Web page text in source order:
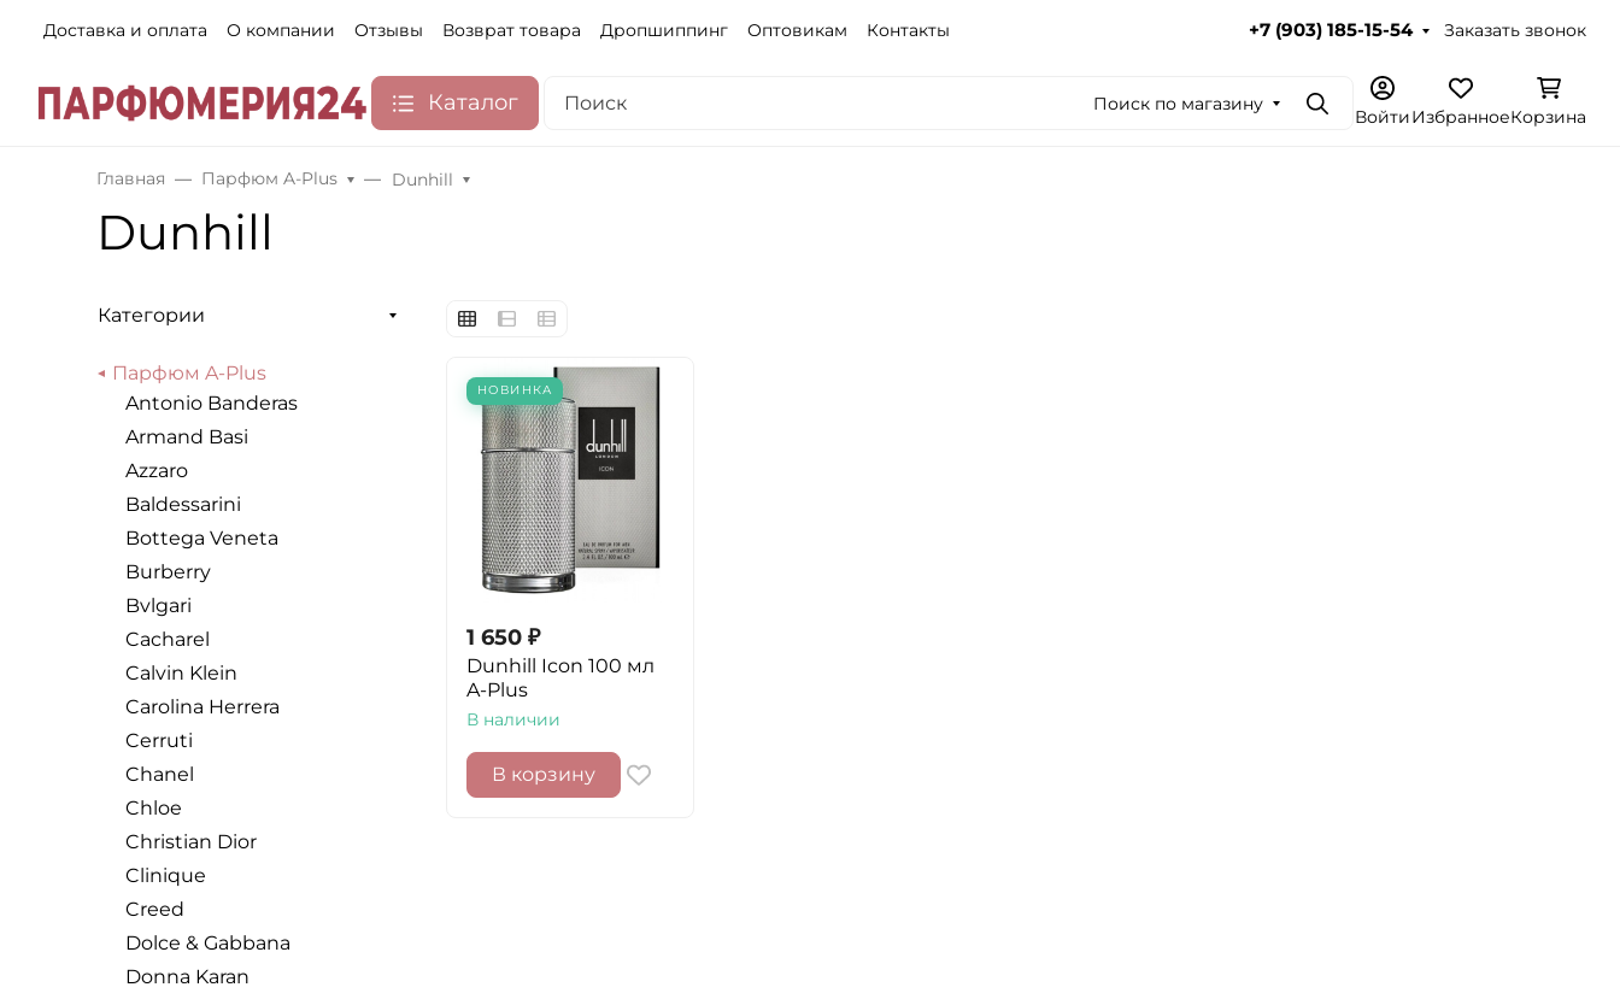
Доставка и оплата О компании Отзывы Возврат товара Дропшиппинг Оптовикам Контакты +7 (903) 185-15-54 Заказать звонок
Каталог Поиск по магазину
ПоискВойтиИзбранноеКорзина
Главная Парфюм A-Plus Dunhill
Dunhill
Категории
Парфюм A-Plus
Antonio Banderas
Armand Basi
Azzaro
Baldessarini
Bottega Veneta
Burberry
Bvlgari
Cacharel
Calvin Klein
Carolina Herrera
Cerruti
Chanel
Chloe
Christian Dior
Clinique
Creed
Dolce & Gabbana
Donna Karan
НОВИНКА
1 650 ₽
Dunhill Icon 100 мл
A-Plus
В наличии
В корзину